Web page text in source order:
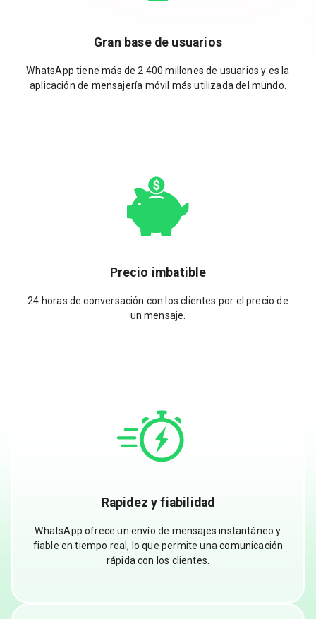
Gran base de usuarios
WhatsApp tiene más de 2.400 millones de usuarios y es la
aplicación de mensajería móvil más utilizada del mundo.
Precio imbatible
24 horas de conversación con los clientes por el precio de
un mensaje.
Rapidez y fiabilidad
WhatsApp ofrece un envío de mensajes instantáneo y
fiable en tiempo real, lo que permite una comunicación
rápida con los clientes.